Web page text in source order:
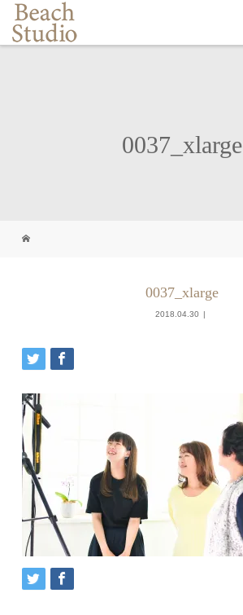
0037_xlarge
0037_xlarge
2018.04.30